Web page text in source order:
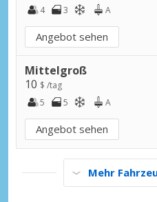
4
3 A
Angebot sehen
Mittelgroß
10 $ /tag
5
5 A
Angebot sehen
Mehr